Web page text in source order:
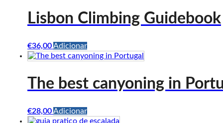
Lisbon Climbing Guidebook
€36,00Adicionar
The best canyoning in
€28,00Adicionar